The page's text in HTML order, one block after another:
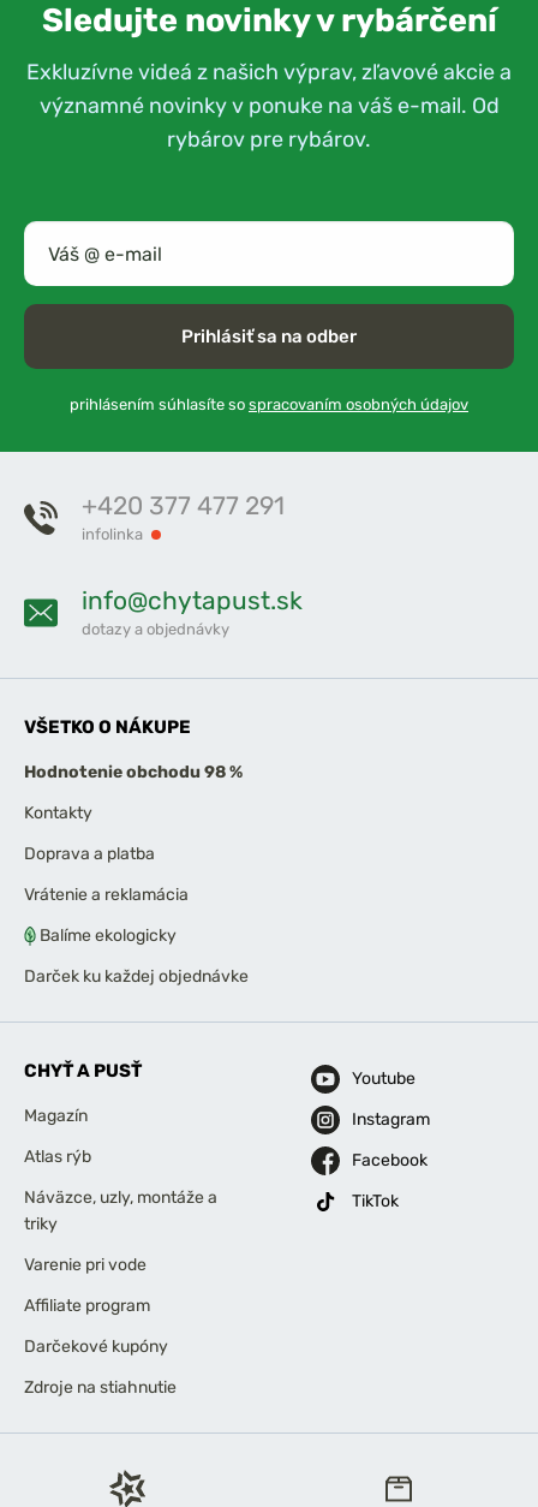
Sledujte novinky v rybárčení
Exkluzívne videá z našich výprav, zľavové akcie a
významné novinky v ponuke na váš e-mail. Od
rybárov pre rybárov.
Prihlásiť sa na odber
prihlásením súhlasíte so spracovaním osobných údajov
+420 377 477 291
infolinka
info@chytapust.sk
dotazy a objednávky
VŠETKO O NÁKUPE
Hodnotenie obchodu 98 %
Kontakty
Doprava a platba
Vrátenie a reklamácia
Balíme ekologicky
Darček ku každej objednávke
CHYŤ A PUSŤ
Magazín
Atlas rýb
Náväzce, uzly, montáže a
triky
Varenie pri vode
Affiliate program
Darčekové kupóny
Zdroje na stiahnutie
Youtube
Instagram
Facebook
TikTok